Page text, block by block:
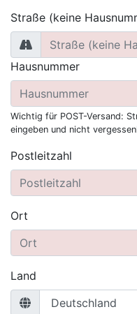
Straße (keine
Hausnummer
Wichtig für POST-Versand:
eingeben und nicht
Postleitzahl
Ort
Land